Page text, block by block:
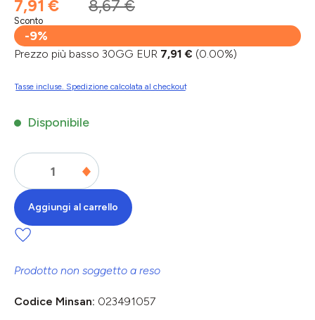
7,91 € 8,67 €
Sconto
-9%
Prezzo più basso 30GG EUR 7,91 € (0.00%)
Tasse incluse. Spedizione calcolata al checkout
Disponibile
Aggiungi al carrello
Prodotto non soggetto a reso
Codice Minsan: 023491057